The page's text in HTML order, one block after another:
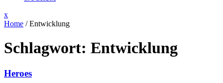
xClose
Menu
Home /Entwicklung
Schlagwort: Entwicklung
Heroes